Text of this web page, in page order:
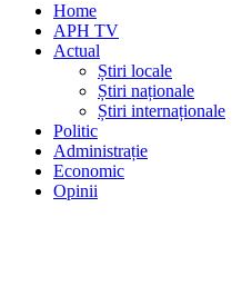
Home
APH TV
Actual
Știri locale
Știri naționale
Știri internaționale
Politic
Administrație
Economic
Opinii